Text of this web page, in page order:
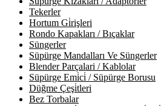
Tekerler
Hortum Gi̇rişleri
Rondo Kapakları / Bıçaklar
Süngerler
Süpürge Mandalları Ve Süngerler
Blender Parçalari / Kablolar
Süpürge Emi̇ci̇ / Süpürge Borusu
Düğme Çeşi̇tleri
Bez Torbalar